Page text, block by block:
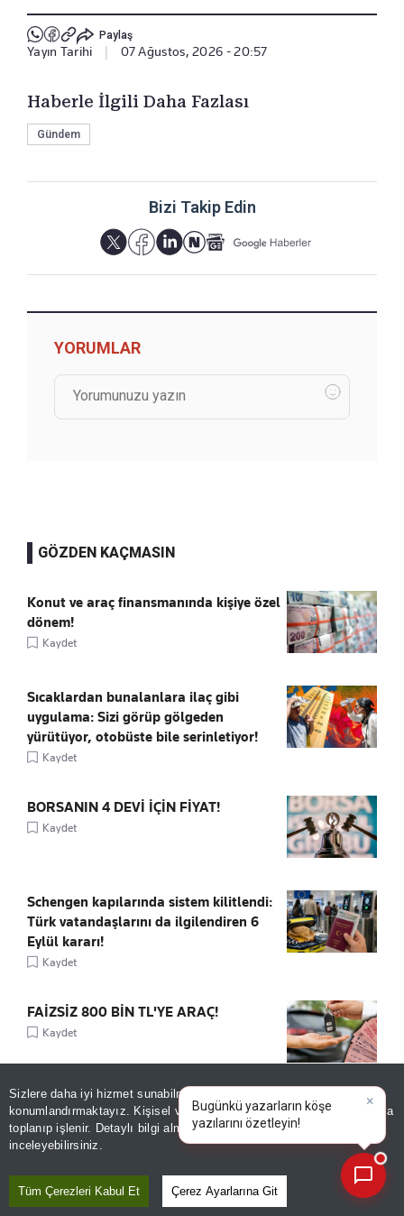
Sizlere daha iyi hizmet sunabilmek adına sitemizde
konumlandırmaktayız. Kişisel verileriniz, KVKK ve GDPR kapsamında
toplanıp işlenir. Detaylı bilgi almak içinAydınlatma Metnimizi
inceleyebilirsiniz.
Tüm Çerezleri Kabul Et Çerez Ayarlarına Git
Paylaş
Yayın Tarihi | 07 Ağustos, 2026 - 20:57
Haberle İlgili Daha Fazlası
Gündem
Bizi Takip Edin
YORUMLAR
GÖZDEN KAÇMASIN
Konut ve araç finansmanında kişiye özel
dönem!
Kaydet
Sıcaklardan bunalanlara ilaç gibi
uygulama: Sizi görüp gölgeden
yürütüyor, otobüste bile serinletiyor!
Kaydet
BORSANIN 4 DEVİ İÇİN FİYAT!
Kaydet
Schengen kapılarında sistem kilitlendi:
Türk vatandaşlarını da ilgilendiren 6
Eylül kararı!
Kaydet
FAİZSİZ 800 BİN TL'YE ARAÇ!
Kaydet
×
Bugünkü yazarların köşe
yazılarını özetleyin!